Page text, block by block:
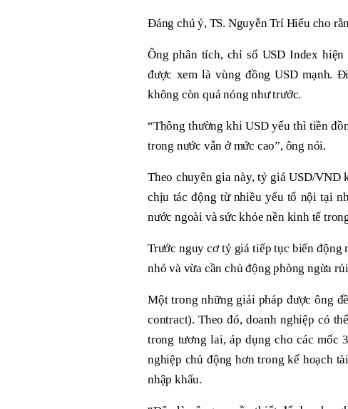
Đáng chú ý, TS. Nguyễn Trí Hiếu cho
Ông phân tích, chỉ số USD Index
được xem là vùng đồng USD mạnh.
không còn quá nóng như trước.
“Thông thường khi USD yếu thì tiền
trong nước vẫn ở mức cao”, ông nói.
Theo chuyên gia này, tỷ giá USD/VND
chịu tác động từ nhiều yếu tố nội tại
nước ngoài và sức khỏe nền kinh tế
Trước nguy cơ tỷ giá tiếp tục biến động
nhỏ và vừa cần chủ động phòng ngừa
Một trong những giải pháp được ông
contract). Theo đó, doanh nghiệp có
trong tương lai, áp dụng cho các mốc
nghiệp chủ động hơn trong kế hoạch
nhập khẩu.